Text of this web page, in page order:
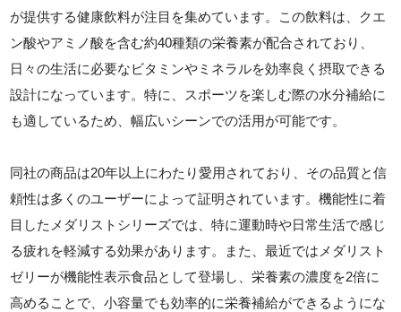
が提供する健康飲料が注目を集めています。この飲料は、クエ
ン酸やアミノ酸を含む約40種類の栄養素が配合されており、
日々の生活に必要なビタミンやミネラルを効率良く摂取できる
設計になっています。特に、スポーツを楽しむ際の水分補給に
も適しているため、幅広いシーンでの活用が可能です。
同社の商品は20年以上にわたり愛用されており、その品質と信
頼性は多くのユーザーによって証明されています。機能性に着
目したメダリストシリーズでは、特に運動時や日常生活で感じ
る疲れを軽減する効果があります。また、最近ではメダリスト
ゼリーが機能性表示食品として登場し、栄養素の濃度を2倍に
高めることで、小容量でも効率的に栄養補給ができるようにな